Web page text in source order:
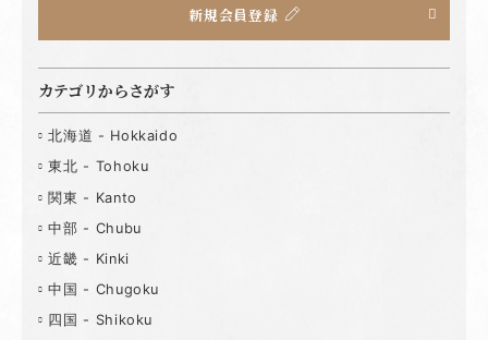
新規会員登録
カテゴリからさがす
北海道 - Hokkaido
東北 - Tohoku
関東 - Kanto
中部 - Chubu
近畿 - Kinki
中国 - Chugoku
四国 - Shikoku